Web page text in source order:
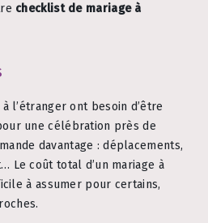
checklist de mariage à
l’étranger ont besoin d’être
une célébration près de
davantage : déplacements,
Le coût total d’un mariage à
à assumer pour certains,